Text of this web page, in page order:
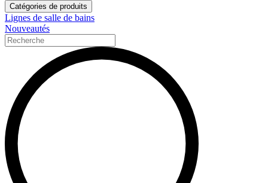
Catégories de produits
Lignes de salle de bains
Nouveautés